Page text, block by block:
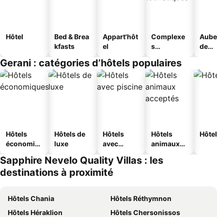
Hôtel
Bed & Brea
kfasts
Appart'hôt
el
Complexe
s
s
de
Gerani : catégories d’hôtels populaires
Hôtels
économiq
Hôtels de
luxe
Hôtels
avec
Hôtels
animaux
Sapphire Nevelo Quality Villas : les
destinations à proximité
Hôtels Chania
Hôtels Réthymnon
Hôtels Héraklion
Hôtels Chersonissos